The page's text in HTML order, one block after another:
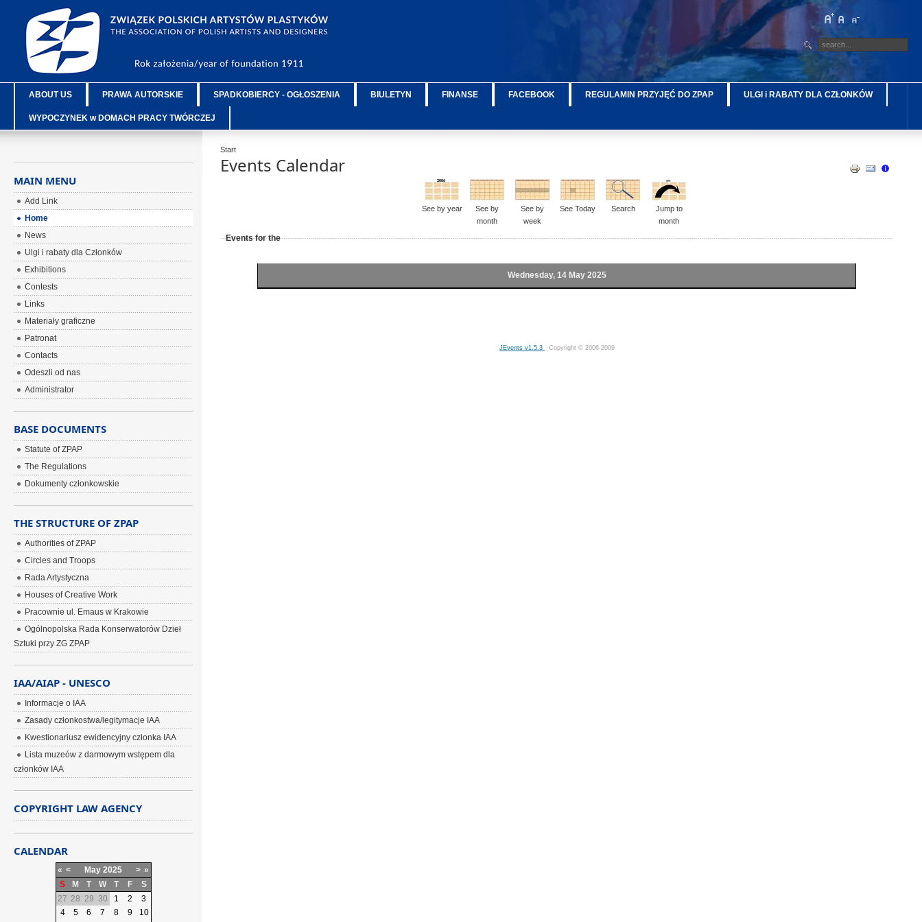
ABOUT US PRAWA AUTORSKIE SPADKOBIERCY - OGŁOSZENIA BIULETYN FINANSE FACEBOOK REGULAMIN PRZYJĘĆ DO ZPAP ULGI i RABATY DLA CZŁONKÓW
WYPOCZYNEK w DOMACH PRACY TWÓRCZEJ
Start
Events Calendar
See by year
See by
month
See by
week
See Today Search
Jump to
month
Events for the
Wednesday, 14 May 2025
JEvents v1.5.3 Copyright © 2006-2009
MAIN MENU
Add Link
Home
News
Ulgi i rabaty dla Członków
Exhibitions
Contests
Links
Materiały graficzne
Patronat
Contacts
Odeszli od nas
Administrator
BASE DOCUMENTS
Statute of ZPAP
The Regulations
Dokumenty członkowskie
THE STRUCTURE OF ZPAP
Authorities of ZPAP
Circles and Troops
Rada Artystyczna
Houses of Creative Work
Pracownie ul. Emaus w Krakowie
Ogólnopolska Rada Konserwatorów Dzieł
Sztuki przy ZG ZPAP
IAA/AIAP - UNESCO
Informacje o IAA
Zasady członkostwa/legitymacje IAA
Kwestionariusz ewidencyjny członka IAA
Lista muzeów z darmowym wstępem dla
członków IAA
COPYRIGHT LAW AGENCY
CALENDAR
« < May 2025 > »
S
M T W T F
S
27 28 29 30 1 2
3
4
5 6 7 8 9
10